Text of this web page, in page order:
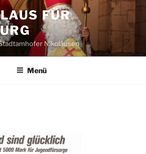
FÜR
Nikoläusen
Menü